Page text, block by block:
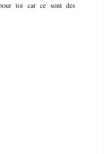
toi car ce sont des